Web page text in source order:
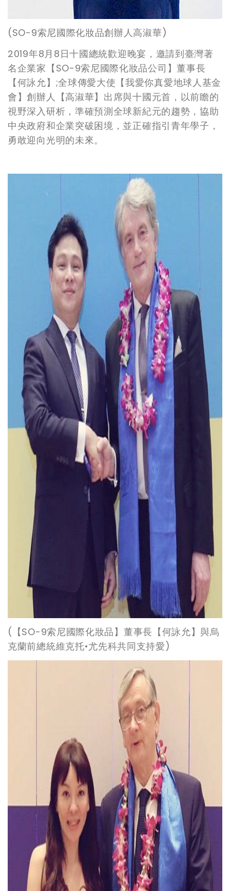
(SO-9索尼國際化妝品創辦人高淑華)
2019年8月8日十國總統歡迎晚宴，邀請到臺灣著
名企業家【SO-9索尼國際化妝品公司】董事長
【何詠允】;全球傳愛大使【我愛你真愛地球人基金
會】創辦人【高淑華】出席與十國元首，以前瞻的
視野深入研析，準確預測全球新紀元的趨勢，協助
中央政府和企業突破困境，並正確指引青年學子，
勇敢迎向光明的未來。
( 【SO-9索尼國際化妝品】董事長【何詠允】與烏
克蘭前總統維克托•尤先科共同支持愛)